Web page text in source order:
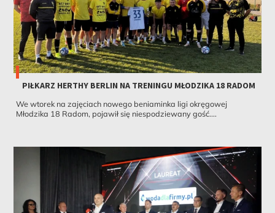
PIŁKARZ HERTHY BERLIN NA TRENINGU MŁODZIKA 18 RADOM
We wtorek na zajęciach nowego beniaminka ligi okręgowej
Młodzika 18 Radom, pojawił się niespodziewany gość....